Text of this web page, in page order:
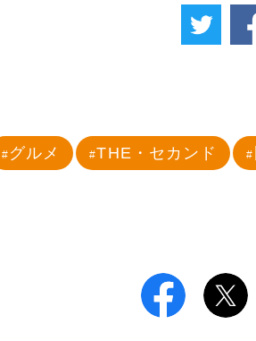
グルメ THE・セカンド